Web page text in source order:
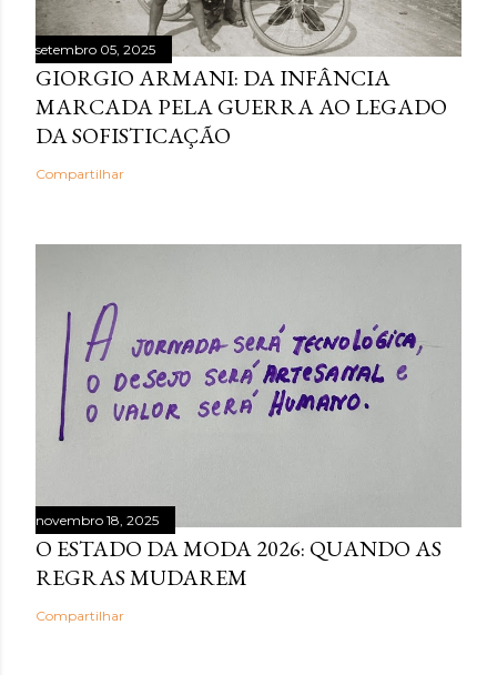
setembro 05, 2025
GIORGIO ARMANI: DA INFÂNCIA
MARCADA PELA GUERRA AO LEGADO
DA SOFISTICAÇÃO
Compartilhar
novembro 18, 2025
O ESTADO DA MODA 2026: QUANDO AS
REGRAS MUDAREM
Compartilhar